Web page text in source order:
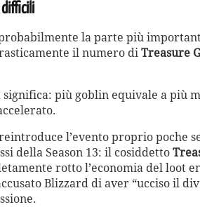
difficili
la parte più
il numero di Treasure
significa: più goblin equivale a più
l’evento proprio poche
della Season 13: il cosiddetto
rotto l’economia del loot
Blizzard di aver “ucciso il